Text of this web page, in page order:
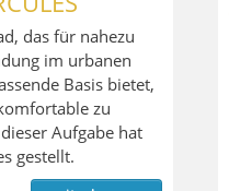
das für nahezu
im urbanen
Basis bietet,
zu
Aufgabe hat
gestellt.